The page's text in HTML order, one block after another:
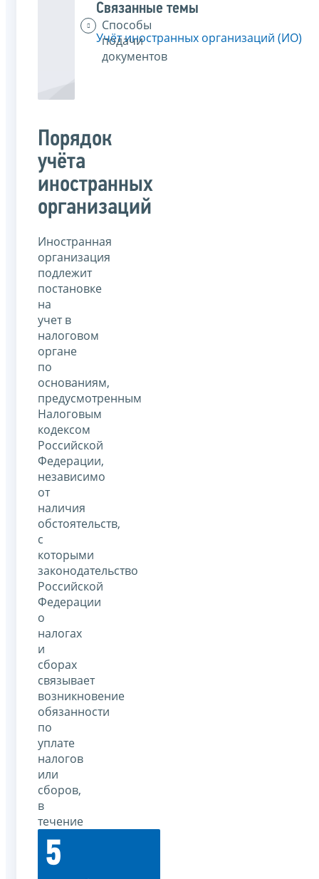
Способы
подачи
документов
Порядок
учёта
иностранных
организаций
Иностранная
организация
подлежит
постановке
на
учет в
налоговом
органе
по
основаниям,
предусмотренным
Налоговым
кодексом
Российской
Федерации,
независимо
от
наличия
обстоятельств,
с
которыми
законодательство
Российской
Федерации
о
налогах
и
сборах
связывает
возникновение
обязанности
по
уплате
налогов
или
сборов,
в
течение
5
Связанные темы
Учёт иностранных организаций (ИО)